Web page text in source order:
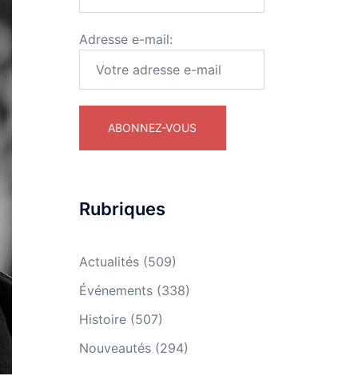
Adresse e-mail:
Rubriques
Actualités(509)
Événements(338)
Histoire(507)
Nouveautés(294)